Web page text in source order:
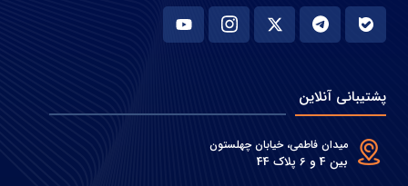
پشتیبانی آنلاین
میدان فاطمی، خیابان چهلستون
بین 4 و 6 پلاک 44